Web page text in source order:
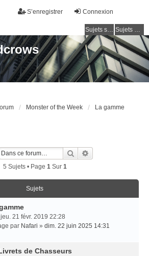
Connexion
S’enregistrer
Sujets sans réponse Sujets actifs
Monster of the Week La gamme
Rechercher
5 Sujets • Page 1Sur 1
Sujets
21 févr. 2019 22:28
par Nafari » dim. 22 juin 2025 14:31
de Chasseurs